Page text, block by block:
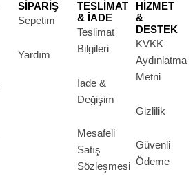
SİPARİŞ
Sepetim
Yardım
TESLİMAT
& İADE
Teslimat
Bilgileri
İade &
Değişim
Mesafeli
Satış
Sözleşmesi
HİZMET
&
DESTEK
KVKK
Aydınlatma
Metni
Gizlilik
Güvenli
Ödeme